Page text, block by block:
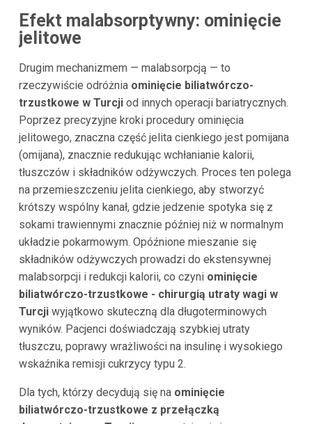
Efekt malabsorptywny: ominięcie
jelitowe
Drugim mechanizmem — malabsorpcją — to
rzeczywiście odróżnia ominięcie biliatwórczo-
trzustkowe w Turcjiod innych operacji bariatrycznych.
Poprzez precyzyjne kroki procedury ominięcia
jelitowego, znaczna część jelita cienkiego jest pomijana
(omijana), znacznie redukując wchłanianie kalorii,
tłuszczów i składników odżywczych. Proces ten polega
na przemieszczeniu jelita cienkiego, aby stworzyć
krótszy wspólny kanał, gdzie jedzenie spotyka się z
sokami trawiennymi znacznie później niż w normalnym
układzie pokarmowym. Opóźnione mieszanie się
składników odżywczych prowadzi do ekstensywnej
malabsorpcji i redukcji kalorii, co czyni ominięcie
biliatwórczo-trzustkowe - chirurgią utraty wagi w
Turcjiwyjątkowo skuteczną dla długoterminowych
wyników. Pacjenci doświadczają szybkiej utraty
tłuszczu, poprawy wrażliwości na insulinę i wysokiego
wskaźnika remisji cukrzycy typu 2.
Dla tych, którzy decydują się na ominięcie
biliatwórczo-trzustkowe z przełączką